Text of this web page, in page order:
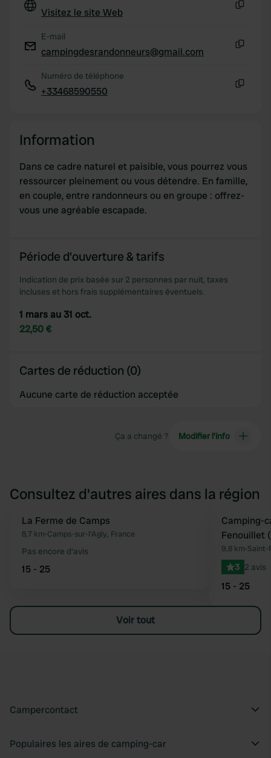
We use cookies to personalise content and ads, to
We also share information about your use of our site with
our social media, advertising and analytics partners who
may combine it with other information that you’ve
provided to them or that they’ve collected from your use
Visitez le site Web
E-mail
campingdesrandonneurs@gmail.com
Numéro de téléphone
+33468590550
Information
Dans ce cadre naturel et paisible, vous pourrez vous
ressourcer pleinement ou vous détendre. En famille,
en couple, entre randonneurs ou en groupe : offrez-
vous une agréable escapade.
Période d'ouverture & tarifs
Indication de prix basée sur 2 personnes par nuit, taxes
incluses et hors frais supplémentaires éventuels.
1 mars au 31 oct.
22,50 €
Cartes de réduction (0)
Aucune carte de réduction acceptée
Ça a changé ? Modifier l’info
Consultez d'autres aires dans la région
Préféré
La Ferme de Camps
8,7 km•Camps-sur-l'Agly, France
Pas encore d'avis
15 - 25
Camping-
Fenouillet
9,8 km•Saint-
3 2 avis
15 - 25
Voir tout
Campercontact
Populaires les aires de camping-car